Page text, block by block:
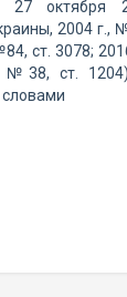
27
2004 г.,
ст. 3078;
ст.